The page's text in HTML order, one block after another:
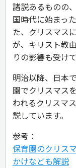
諸説あるものの
国時代に始まっ
た、クリスマス
が、キリスト教
りの影響も受け
明治以降、日本
園でクリスマス
われるクリスマ
説しています。
参考：
保育園のクリス
かけなども解説